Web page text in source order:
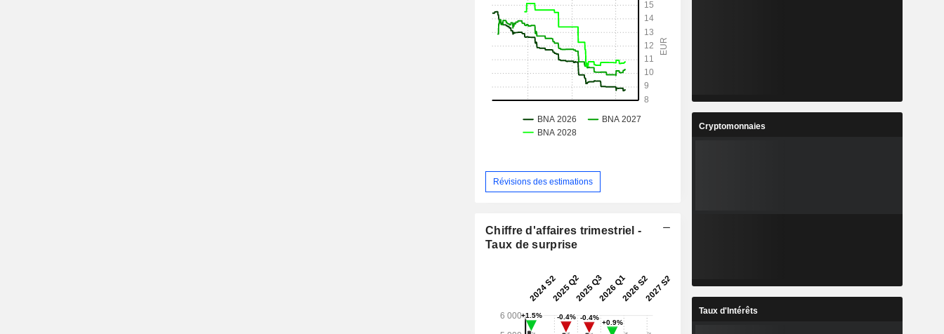
Révisions des estimations
Chiffre d'affaires trimestriel -
Taux de surprise
Cryptomonnaies
Taux d'Intérêts